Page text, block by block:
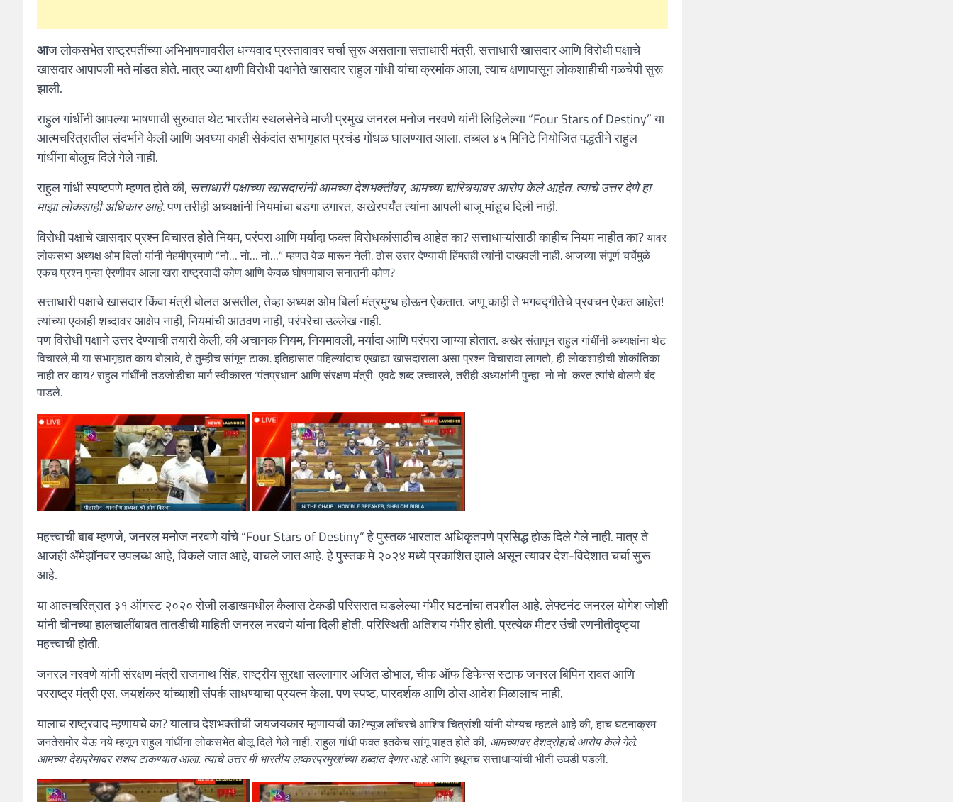
आज लोकसभेत राष्ट्रपतींच्या अभिभाषणावरील धन्यवाद प्रस्तावावर चर्चा सुरू असताना सत्ताधारी मंत्री, सत्ताधारी खासदार आणि विरोधी पक्षाचे
खासदार आपापली मते मांडत होते. मात्र ज्या क्षणी विरोधी पक्षनेते खासदार राहुल गांधी यांचा क्रमांक आला, त्याच क्षणापासून लोकशाहीची गळचेपी सुरू
झाली.
राहुल गांधींनी आपल्या भाषणाची सुरुवात थेट भारतीय स्थलसेनेचे माजी प्रमुख जनरल मनोज नरवणे यांनी लिहिलेल्या “Four Stars of Destiny” या
आत्मचरित्रातील संदर्भाने केली आणि अवघ्या काही सेकंदांत सभागृहात प्रचंड गोंधळ घालण्यात आला. तब्बल ४५ मिनिटे नियोजित पद्धतीने राहुल
गांधींना बोलूच दिले गेले नाही.
राहुल गांधी स्पष्टपणे म्हणत होते की, सत्ताधारी पक्षाच्या खासदारांनी आमच्या देशभक्तीवर, आमच्या चारित्र्यावर आरोप केले आहेत. त्याचे उत्तर देणे हा
माझा लोकशाही अधिकार आहे.पण तरीही अध्यक्षांनी नियमांचा बडगा उगारत, अखेरपर्यंत त्यांना आपली बाजू मांडूच दिली नाही.
विरोधी पक्षाचे खासदार प्रश्न विचारत होते नियम, परंपरा आणि मर्यादा फक्त विरोधकांसाठीच आहेत का? सत्ताधाऱ्यांसाठी काहीच नियम नाहीत का?यावर
लोकसभा अध्यक्ष ओम बिर्ला यांनी नेहमीप्रमाणे “नो… नो… नो…” म्हणत वेळ मारून नेली. ठोस उत्तर देण्याची हिंमतही त्यांनी दाखवली नाही. आजच्या संपूर्ण चर्चेमुळे
एकच प्रश्न पुन्हा ऐरणीवर आला खरा राष्ट्रवादी कोण आणि केवळ घोषणाबाज सनातनी कोण?
सत्ताधारी पक्षाचे खासदार किंवा मंत्री बोलत असतील, तेव्हा अध्यक्ष ओम बिर्ला मंत्रमुग्ध होऊन ऐकतात. जणू काही ते भगवद्गीतेचे प्रवचन ऐकत आहेत!
त्यांच्या एकाही शब्दावर आक्षेप नाही, नियमांची आठवण नाही, परंपरेचा उल्लेख नाही.
पण विरोधी पक्षाने उत्तर देण्याची तयारी केली, की अचानक नियम, नियमावली, मर्यादा आणि परंपरा जाग्या होतात. अखेर संतापून राहुल गांधींनी अध्यक्षांना थेट
विचारले,मी या सभागृहात काय बोलावे, ते तुम्हीच सांगून टाका. इतिहासात पहिल्यांदाच एखाद्या खासदाराला असा प्रश्न विचारावा लागतो, ही लोकशाहीची शोकांतिका
नाही तर काय? राहुल गांधींनी तडजोडीचा मार्ग स्वीकारत ‘पंतप्रधान’ आणि संरक्षण मंत्री एवढे शब्द उच्चारले, तरीही अध्यक्षांनी पुन्हा नो नो करत त्यांचे बोलणे बंद
पाडले.
महत्त्वाची बाब म्हणजे, जनरल मनोज नरवणे यांचे “Four Stars of Destiny” हे पुस्तक भारतात अधिकृतपणे प्रसिद्ध होऊ दिले गेले नाही. मात्र ते
आजही ॲमेझॉनवर उपलब्ध आहे, विकले जात आहे, वाचले जात आहे. हे पुस्तक मे २०२४ मध्ये प्रकाशित झाले असून त्यावर देश-विदेशात चर्चा सुरू
आहे.
या आत्मचरित्रात ३१ ऑगस्ट २०२० रोजी लडाखमधील कैलास टेकडी परिसरात घडलेल्या गंभीर घटनांचा तपशील आहे. लेफ्टनंट जनरल योगेश जोशी
यांनी चीनच्या हालचालींबाबत तातडीची माहिती जनरल नरवणे यांना दिली होती. परिस्थिती अतिशय गंभीर होती. प्रत्येक मीटर उंची रणनीतीदृष्ट्या
महत्त्वाची होती.
जनरल नरवणे यांनी संरक्षण मंत्री राजनाथ सिंह, राष्ट्रीय सुरक्षा सल्लागार अजित डोभाल, चीफ ऑफ डिफेन्स स्टाफ जनरल बिपिन रावत आणि
परराष्ट्र मंत्री एस. जयशंकर यांच्याशी संपर्क साधण्याचा प्रयत्न केला. पण स्पष्ट, पारदर्शक आणि ठोस आदेश मिळालाच नाही.
यालाच राष्ट्रवाद म्हणायचे का? यालाच देशभक्तीची जयजयकार म्हणायची का?न्यूज लाँचरचे आशिष चित्रांशी यांनी योग्यच म्हटले आहे की, हाच घटनाक्रम
जनतेसमोर येऊ नये म्हणून राहुल गांधींना लोकसभेत बोलू दिले गेले नाही. राहुल गांधी फक्त इतकेच सांगू पाहत होते की, आमच्यावर देशद्रोहाचे आरोप केले गेले.
आमच्या देशप्रेमावर संशय टाकण्यात आला. त्याचे उत्तर मी भारतीय लष्करप्रमुखांच्या शब्दांत देणार आहे.आणि इथूनच सत्ताधाऱ्यांची भीती उघडी पडली.